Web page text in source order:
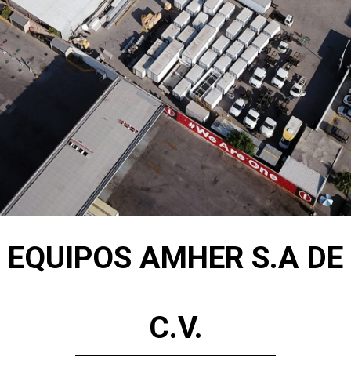
EQUIPOS AMHER S.A DE
C.V.